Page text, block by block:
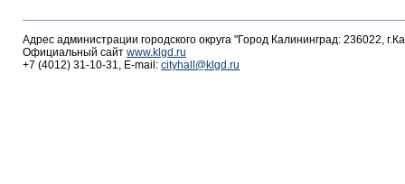
Адрес администрации городского округа "Город Калининград: 236022,
Официальный сайт www.klgd.ru
+7 (4012) 31-10-31, E-mail: cityhall@klgd.ru